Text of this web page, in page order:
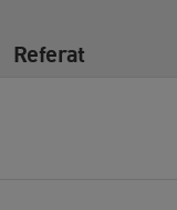
Referat